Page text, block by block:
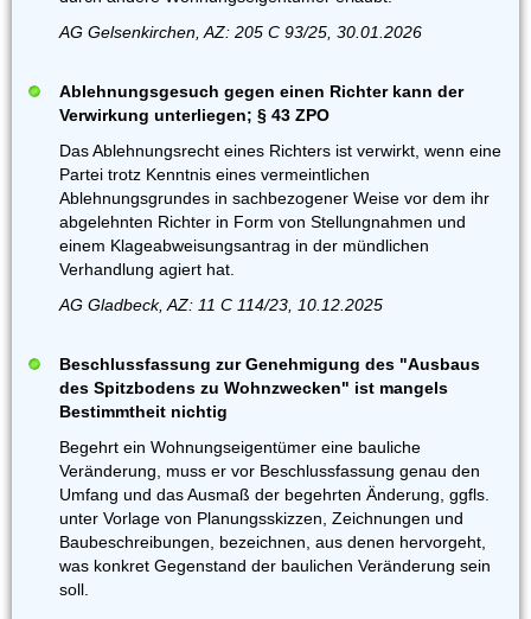
AG Gelsenkirchen, AZ: 205 C 93/25, 30.01.2026
Ablehnungsgesuch gegen einen Richter kann der
Verwirkung unterliegen; § 43 ZPO
Das Ablehnungsrecht eines Richters ist verwirkt, wenn eine
Partei trotz Kenntnis eines vermeintlichen
Ablehnungsgrundes in sachbezogener Weise vor dem ihr
abgelehnten Richter in Form von Stellungnahmen und
einem Klageabweisungsantrag in der mündlichen
Verhandlung agiert hat.
AG Gladbeck, AZ: 11 C 114/23, 10.12.2025
Beschlussfassung zur Genehmigung des "Ausbaus
des Spitzbodens zu Wohnzwecken" ist mangels
Bestimmtheit nichtig
Begehrt ein Wohnungseigentümer eine bauliche
Veränderung, muss er vor Beschlussfassung genau den
Umfang und das Ausmaß der begehrten Änderung, ggfls.
unter Vorlage von Planungsskizzen, Zeichnungen und
Baubeschreibungen, bezeichnen, aus denen hervorgeht,
was konkret Gegenstand der baulichen Veränderung sein
soll.